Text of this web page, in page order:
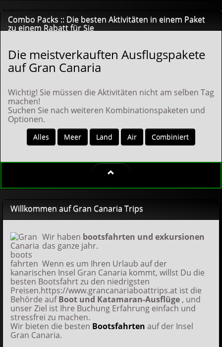
Combo Packs :: Die besten Aktivitäten in einem Paket
zu einem Rabatt für Sie
Die meistverkauften Ausflugspakete
auf Gran Canaria
Wichtig! Sie müssen die Aktivitäten nicht am selben Tag
machen!
Suchen Sie nach weiteren Kombinationspaketen und
Optionen.
Alles Meer Land Air Combiniert
Willkommen auf Gran Canaria Trips
Wir haben bootsfahrten und exkursionen
das ganze jahr.
Wenn es um Ihren Urlaub auf der
kanarischen Insel Gran Canaria kommt, willst Du die
besten Bootsfahrt zu den niedrigsten
Preisen.https://www.grancanariaboattrips.at ist die
Behörde aufBoot und Katamaran-Ausflüge , und
unser Ziel ist Ihre Buchung Erfahrung einfach und
stressfrei zu machen.
Wir bieten die besten Bootsfahrten auf der Insel
Gran Canaria.